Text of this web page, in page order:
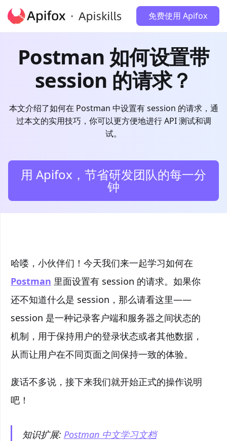
免费使用 Apifox
Postman 如何设置带
session 的请求？
本文介绍了如何在 Postman 中设置有 session 的请求，通
过本文的实用技巧，你可以更方便地进行 API 测试和调
试。
用 Apifox，节省研发团队的每一分
钟
哈喽，小伙伴们！今天我们来一起学习如何在
Postman 里面设置有 session 的请求。如果你
还不知道什么是 session，那么请看这里——
session 是一种记录客户端和服务器之间状态的
机制，用于保持用户的登录状态或者其他数据，
从而让用户在不同页面之间保持一致的体验。
废话不多说，接下来我们就开始正式的操作说明
吧！
知识扩展: Postman 中文学习文档